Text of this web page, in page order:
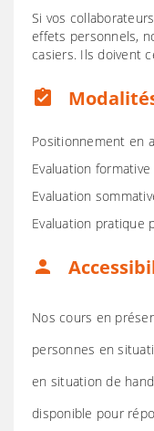
Si vos
effets personnels,
casiers. Ils doivent
assignment_turned_in
Positionnement en
Evaluation
Evaluation
Evaluation pratique
person
Nos cours en
personnes en
en situation de
disponible pour